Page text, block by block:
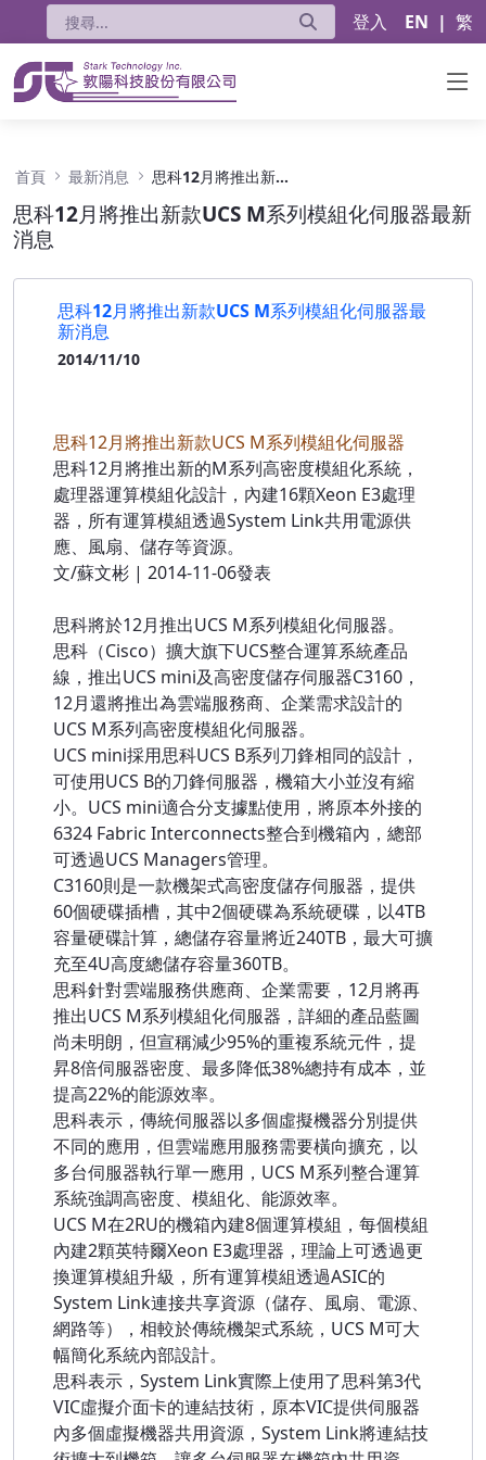
登入 EN | 繁
首頁 最新消息 思科12月將推出新款UCS M系列模組化伺服器最新消息
思科12月將推出新款UCS M系列模組化伺服器最新
消息
思科12月將推出新款UCS M系列模組化伺服器最
新消息
2014/11/10
思科12月將推出新款UCS M系列模組化伺服器
思科12月將推出新的M系列高密度模組化系統，
處理器運算模組化設計，內建16顆Xeon E3處理
器，所有運算模組透過System Link共用電源供
應、風扇、儲存等資源。
文/蘇文彬 | 2014-11-06發表
思科將於12月推出UCS M系列模組化伺服器。
思科（Cisco）擴大旗下UCS整合運算系統產品
線，推出UCS mini及高密度儲存伺服器C3160，
12月還將推出為雲端服務商、企業需求設計的
UCS M系列高密度模組化伺服器。
UCS mini採用思科UCS B系列刀鋒相同的設計，
可使用UCS B的刀鋒伺服器，機箱大小並沒有縮
小。UCS mini適合分支據點使用，將原本外接的
6324 Fabric Interconnects整合到機箱內，總部
可透過UCS Managers管理。
C3160則是一款機架式高密度儲存伺服器，提供
60個硬碟插槽，其中2個硬碟為系統硬碟，以4TB
容量硬碟計算，總儲存容量將近240TB，最大可擴
充至4U高度總儲存容量360TB。
思科針對雲端服務供應商、企業需要，12月將再
推出UCS M系列模組化伺服器，詳細的產品藍圖
尚未明朗，但宣稱減少95%的重複系統元件，提
昇8倍伺服器密度、最多降低38%總持有成本，並
提高22%的能源效率。
思科表示，傳統伺服器以多個虛擬機器分別提供
不同的應用，但雲端應用服務需要橫向擴充，以
多台伺服器執行單一應用，UCS M系列整合運算
系統強調高密度、模組化、能源效率。
UCS M在2RU的機箱內建8個運算模組，每個模組
內建2顆英特爾Xeon E3處理器，理論上可透過更
換運算模組升級，所有運算模組透過ASIC的
System Link連接共享資源（儲存、風扇、電源、
網路等），相較於傳統機架式系統，UCS M可大
幅簡化系統內部設計。
思科表示，System Link實際上使用了思科第3代
VIC虛擬介面卡的連結技術，原本VIC提供伺服器
內多個虛擬機器共用資源，System Link將連結技